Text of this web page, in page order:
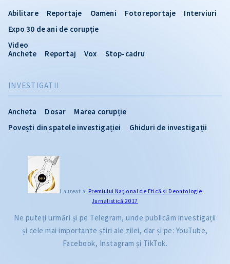
INVESTIGATII
Ancheta Dosar
Marea corupție
Povești din spatele investigației
Ghiduri de investigații
Abilitare Reportaje Oameni Fotoreportaje
Interviuri
Expo 30 de ani de corupție
Video
Anchete
Reportaj Vox Stop-cadru
Laureat al Premiului Naţional de Etică și Deontologie
Jurnalistică 2017
Ne puteți urmări și pe Telegram, unde publicăm investigații
și cele mai importante știri ale zilei, dar și pe: YouTube,
Facebook, Instagram și TikTok.